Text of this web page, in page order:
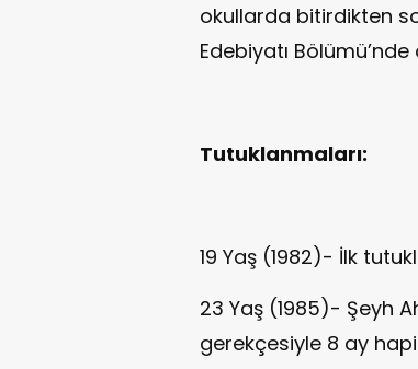
okullarda bitirdikten
Edebiyatı
Tutuklanmaları:
19 Yaş (1982)- İlk
23 Yaş (1985)- Şeyh
gerekçesiyle 8 ay